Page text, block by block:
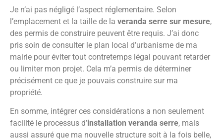
Je n’ai pas négligé l’aspect réglementaire. Selon
l’emplacement et la taille de la veranda serre sur mesure,
des permis de construire peuvent être requis. J’ai donc
pris soin de consulter le plan local d’urbanisme de ma
mairie pour éviter tout contretemps légal pouvant retarder
ou limiter mon projet. Cela m’a permis de déterminer
précisément ce que je pouvais construire sur ma
propriété.
En somme, intégrer ces considérations a non seulement
facilité le processus d’installation veranda serre, mais
aussi assuré que ma nouvelle structure soit à la fois belle,